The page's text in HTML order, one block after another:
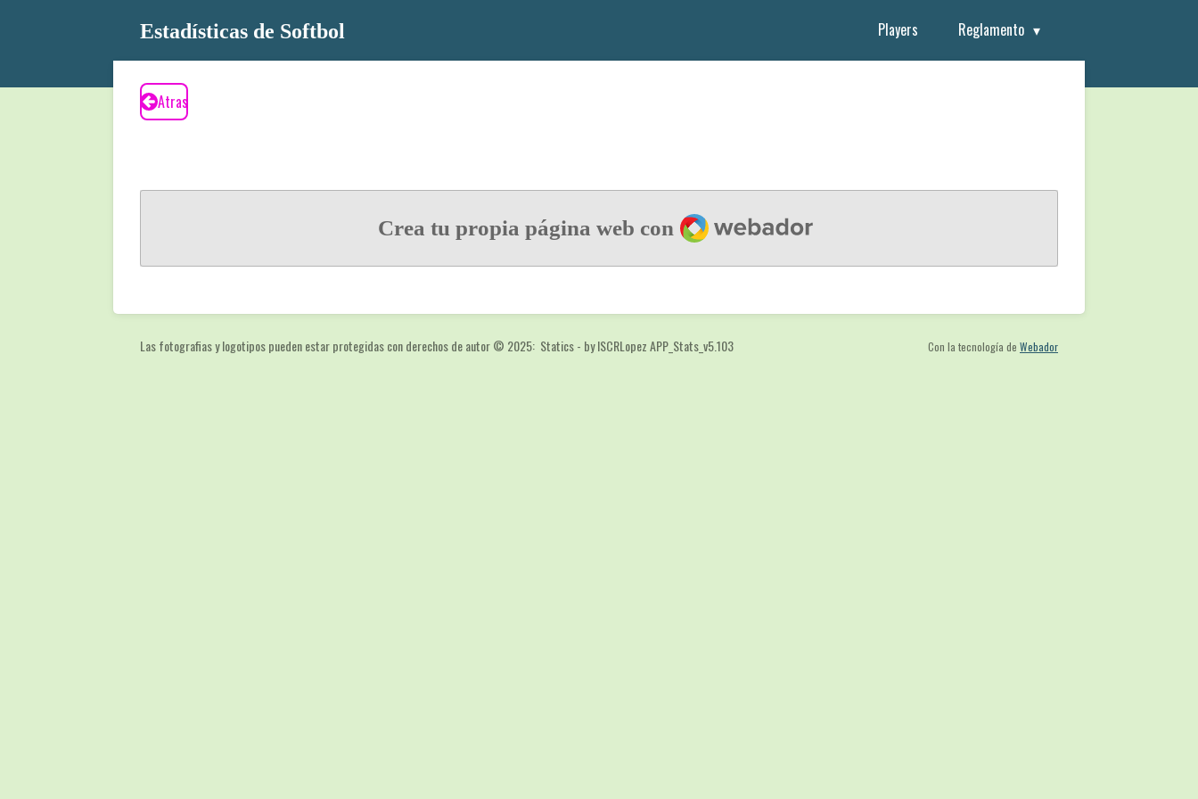
principal
Estadísticas de Softbol Players Reglamento
Atras
Crea tu propia página web con Webador
Las fotografias y logotipos pueden estar protegidas con derechos de autor© 2025: Statics - by ISCRLopez APP_Stats_v5.103 Con la tecnología de Webador